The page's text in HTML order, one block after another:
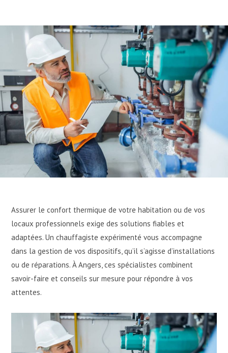
Assurer le confort thermique de votre habitation ou de vos
locaux professionnels exige des solutions fiables et
adaptées. Un chauffagiste expérimenté vous accompagne
dans la gestion de vos dispositifs, qu’il s’agisse d’installations
ou de réparations. À Angers, ces spécialistes combinent
savoir-faire et conseils sur mesure pour répondre à vos
attentes.